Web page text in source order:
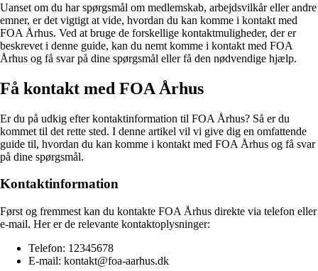
Uanset om du har spørgsmål om medlemskab, arbejdsvilkår eller andre
emner, er det vigtigt at vide, hvordan du kan komme i kontakt med
FOA Århus. Ved at bruge de forskellige kontaktmuligheder, der er
beskrevet i denne guide, kan du nemt komme i kontakt med FOA
Århus og få svar på dine spørgsmål eller få den nødvendige hjælp.
Få kontakt med FOA Århus
Er du på udkig efter kontaktinformation til FOA Århus? Så er du
kommet til det rette sted. I denne artikel vil vi give dig en omfattende
guide til, hvordan du kan komme i kontakt med FOA Århus og få svar
på dine spørgsmål.
Kontaktinformation
Først og fremmest kan du kontakte FOA Århus direkte via telefon eller
e-mail. Her er de relevante kontaktoplysninger:
Telefon: 12345678
E-mail: kontakt@foa-aarhus.dk